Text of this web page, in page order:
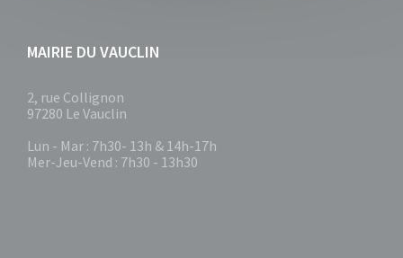
MAIRIE DU VAUCLIN
2, rue Collignon
97280 Le Vauclin
Lun - Mar : 7h30- 13h & 14h-17h
Mer-Jeu-Vend : 7h30 - 13h30